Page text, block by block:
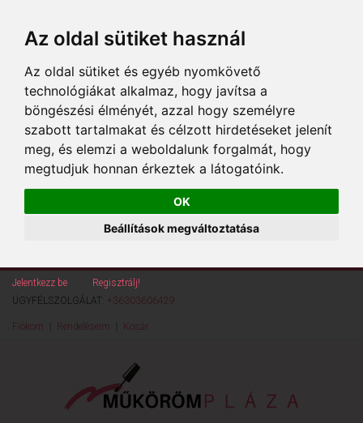
Az oldal sütiket használ
Az oldal sütiket és egyéb nyomkövető
technológiákat alkalmaz, hogy javítsa a
böngészési élményét, azzal hogy személyre
szabott tartalmakat és célzott hirdetéseket jelenít
meg, és elemzi a weboldalunk forgalmát, hogy
megtudjuk honnan érkeztek a látogatóink.
OK
Beállítások megváltoztatása
Jelentkezz be
Regisztrálj!
ÜGYFÉLSZOLGÁLAT: +36303606429
Fiókom Rendeléseim Kosár